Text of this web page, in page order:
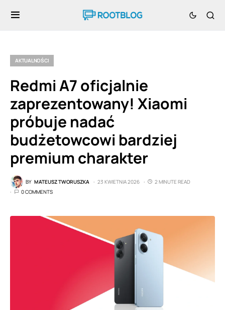
AKTUALNOŚCI
Redmi A7 oficjalnie
zaprezentowany! Xiaomi
próbuje nadać
budżetowcowi bardziej
premium charakter
BY MATEUSZ TWORUSZKA 23 KWIETNIA 2026
2 MINUTE READ
0 COMMENTS